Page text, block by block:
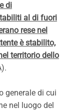
di
al di fuori
rese nel
è stabilito,
territorio dello
generale di cui
nel luogo del